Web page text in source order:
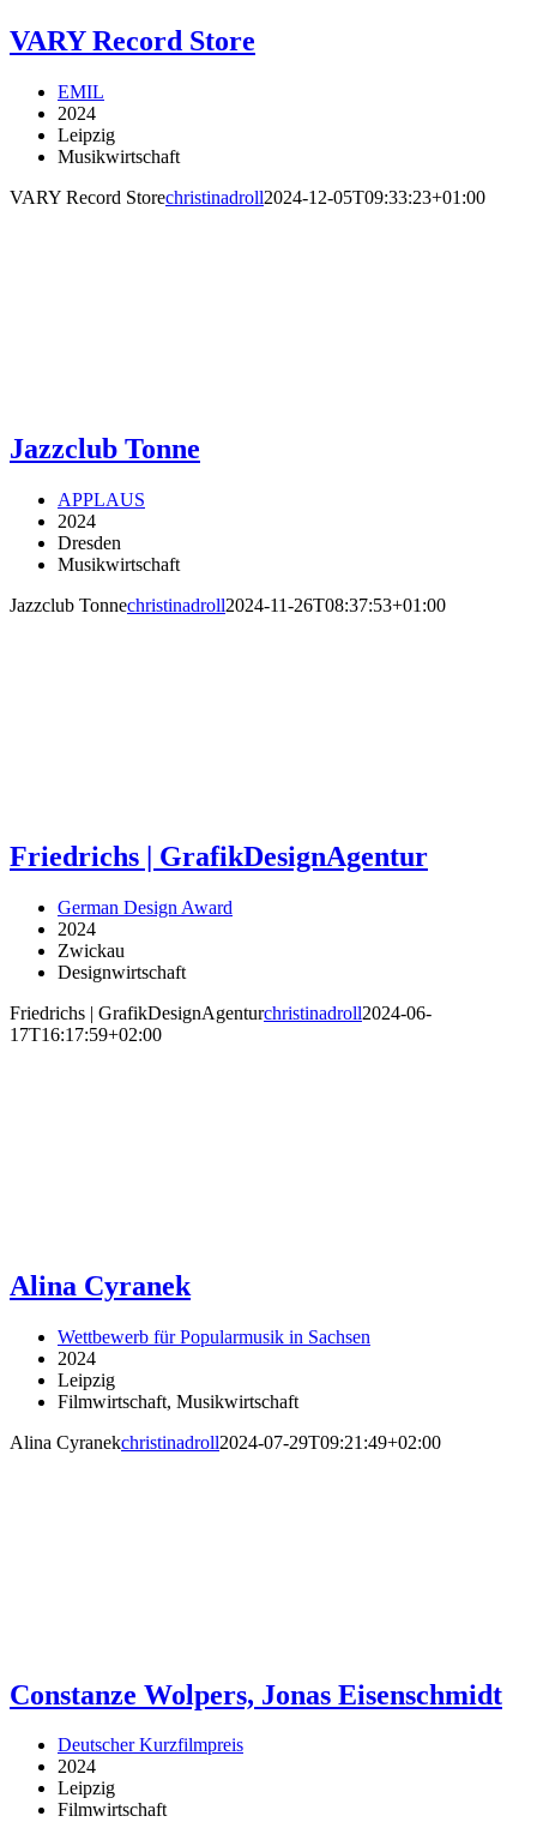
VARY Record Store
EMIL
2024
Leipzig
Musikwirtschaft
VARY Record Storechristinadroll2024-12-05T09:33:23+01:00
Jazzclub Tonne
APPLAUS
2024
Dresden
Musikwirtschaft
Jazzclub Tonnechristinadroll2024-11-26T08:37:53+01:00
Friedrichs | GrafikDesignAgentur
German Design Award
2024
Zwickau
Designwirtschaft
Friedrichs | GrafikDesignAgenturchristinadroll2024-06-
17T16:17:59+02:00
Alina Cyranek
Wettbewerb für Popularmusik in Sachsen
2024
Leipzig
Filmwirtschaft, Musikwirtschaft
Alina Cyranekchristinadroll2024-07-29T09:21:49+02:00
Constanze Wolpers, Jonas Eisenschmidt
Deutscher Kurzfilmpreis
2024
Leipzig
Filmwirtschaft